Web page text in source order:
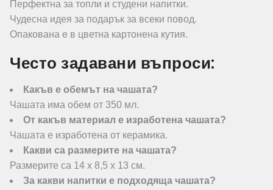
Перфектна за топли и студени напитки.
Чудесна идея за подарък за всеки повод.
Опакована е в цветна картонена кутия.
Често задавани въпроси:
Какъв е обемът на чашата?
Чашата има обем от 350 мл.
От какъв материал е изработена чашата?
Чашата е изработена от керамика.
Какви са размерите на чашата?
Размерите са 14 x 8,5 x 13 см.
За какви напитки е подходяща чашата?